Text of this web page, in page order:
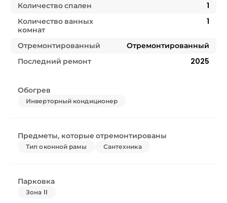
Количество спален
1
Количество ванных
комнат
1
Отремонтированный
Отремонтированный
Последний ремонт
2025
Обогрев
Инверторный кондиционер
Предметы, которые отремонтированы
Тип оконной рамы Сантехника
Парковка
Зона II